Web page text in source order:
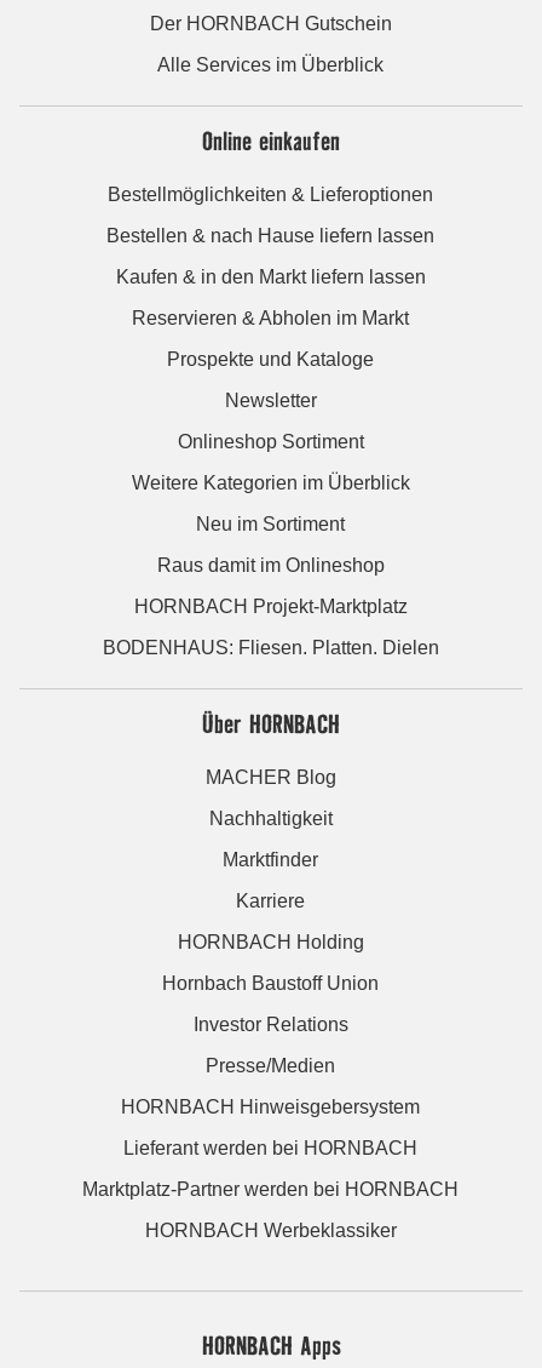
Der HORNBACH Gutschein
Alle Services im Überblick
Online einkaufen
Bestellmöglichkeiten & Lieferoptionen
Bestellen & nach Hause liefern lassen
Kaufen & in den Markt liefern lassen
Reservieren & Abholen im Markt
Prospekte und Kataloge
Newsletter
Onlineshop Sortiment
Weitere Kategorien im Überblick
Neu im Sortiment
Raus damit im Onlineshop
HORNBACH Projekt-Marktplatz
BODENHAUS: Fliesen. Platten. Dielen
Über HORNBACH
MACHER Blog
Nachhaltigkeit
Marktfinder
Karriere
HORNBACH Holding
Hornbach Baustoff Union
Investor Relations
Presse/Medien
HORNBACH Hinweisgebersystem
Lieferant werden bei HORNBACH
Marktplatz-Partner werden bei HORNBACH
HORNBACH Werbeklassiker
HORNBACH Apps